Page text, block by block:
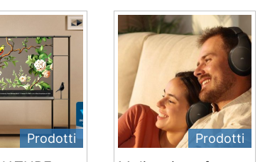
Prodotti Prodotti